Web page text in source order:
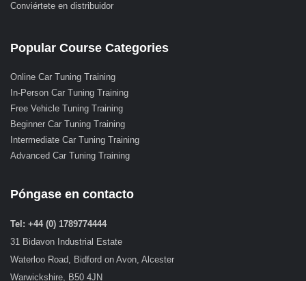
Conviértete en distribuidor
Popular Course Categories
Online Car Tuning Training
In-Person Car Tuning Training
Free Vehicle Tuning Training
Beginner Car Tuning Training
Intermediate Car Tuning Training
Advanced Car Tuning Training
Póngase en contacto
Tel: +44 (0) 1789774444
31 Bidavon Industrial Estate
Waterloo Road, Bidford on Avon, Alcester
Warwickshire, B50 4JN